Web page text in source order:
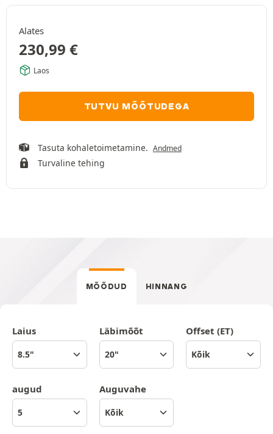
Alates
230,99 €
Laos
TUTVU MÕÕTUDEGA
Tasuta kohaletoimetamine. Andmed
Turvaline tehing
MÕÕDUD HINNANG
Laius Läbimõõt Offset (ET)
augud Auguvahe